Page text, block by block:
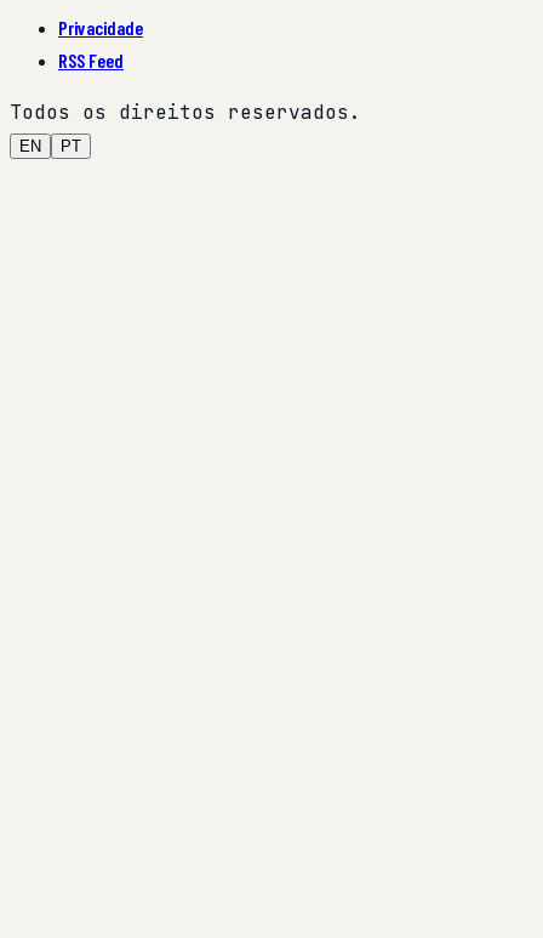
Privacidade
RSS Feed
Todos os direitos reservados.
EN PT